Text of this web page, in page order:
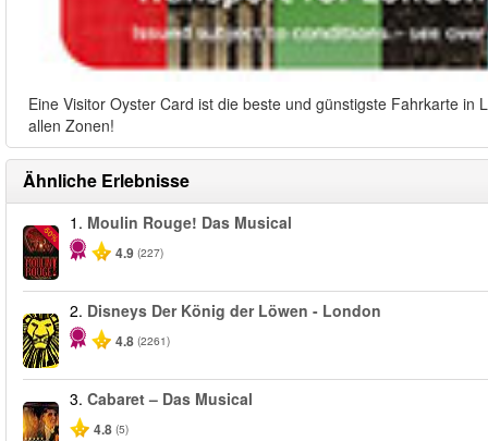
Eine Visitor Oyster Card ist die beste und günstigste Fahrkarte
allen Zonen!
Ähnliche Erlebnisse
-50%
1. Moulin Rouge! Das Musical
4.9 (227)
2. Disneys Der König der Löwen - London
4.8 (2261)
3. Cabaret – Das Musical
4.8 (5)